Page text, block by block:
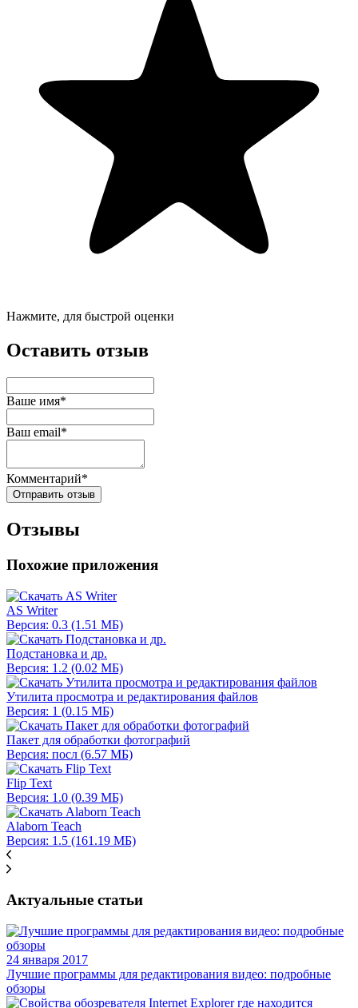
Нажмите, для быстрой оценки
Оставить отзыв
Ваше имя*
Ваш email*
Комментарий*
Отправить отзыв
Отзывы
Похожие приложения
AS Writer
Версия: 0.3 (1.51 МБ)
Подстановка и др.
Версия: 1.2 (0.02 МБ)
Утилита просмотра и редактирования файлов
Версия: 1 (0.15 МБ)
Пакет для обработки фотографий
Версия: посл (6.57 МБ)
Flip Text
Версия: 1.0 (0.39 МБ)
Alaborn Teach
Версия: 1.5 (161.19 МБ)
Актуальные статьи
24 января 2017
Лучшие программы для редактирования видео: подробные
обзоры